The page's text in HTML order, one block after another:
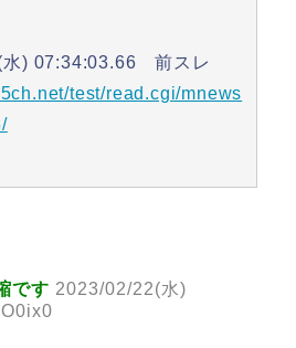
) 07:34:03.66 前スレ
test/read.cgi/mnews
です 2023/02/22(水)